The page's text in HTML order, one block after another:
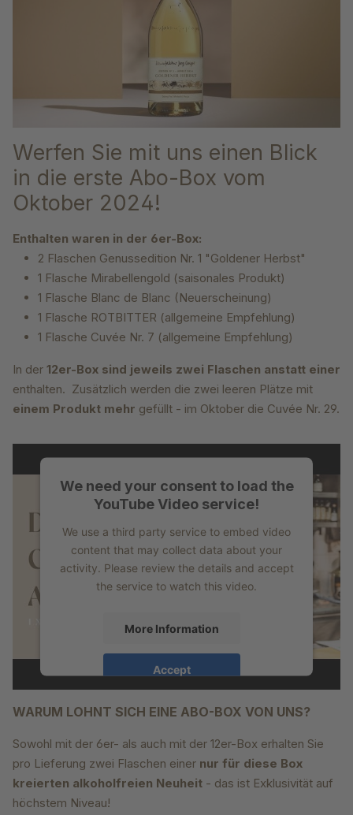
Werfen Sie mit uns einen Blick
in die erste Abo-Box vom
Oktober 2024!
Enthalten waren in der 6er-Box:
2 Flaschen Genussedition Nr. 1 "Goldener Herbst"
1 Flasche Mirabellengold (saisonales Produkt)
1 Flasche Blanc de Blanc (Neuerscheinung)
1 Flasche ROTBITTER (allgemeine Empfehlung)
1 Flasche Cuvée Nr. 7 (allgemeine Empfehlung)
In der 12er-Box sind jeweils zwei Flaschen anstatt einer
enthalten. Zusätzlich werden die zwei leeren Plätze mit
einem Produkt mehr gefüllt - im Oktober die Cuvée Nr. 29.
We need your consent to load the
YouTube Video service!
We use a third party service to embed video
content that may collect data about your
activity. Please review the details and accept
the service to watch this video.
More Information
Accept
Management Platform
WARUM LOHNT SICH EINE ABO-BOX VON UNS?
Sowohl mit der 6er- als auch mit der 12er-Box erhalten Sie
pro Lieferung zwei Flaschen einer nur für diese Box
kreierten alkoholfreien Neuheit - das ist Exklusivität auf
höchstem Niveau!